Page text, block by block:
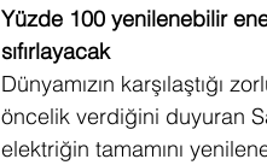
Yüzde 100 yenilenebilir
sıfırlayacak
Dünyamızın karşılaştığı
öncelik verdiğini duyuran
elektriğin tamamını